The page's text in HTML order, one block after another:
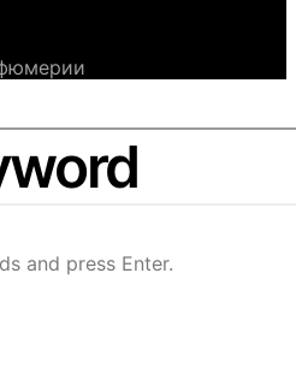
and press Enter.